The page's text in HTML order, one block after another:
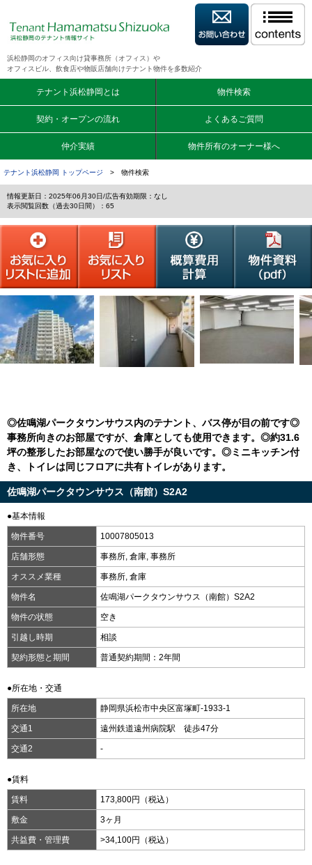
浜松静岡のオフィス向け貸事務所（オフィス）や
オフィスビル、飲食店や物販店舗向けテナント物件を多数紹介
テナント浜松静岡とは 物件検索
契約・オープンの流れ よくあるご質問
仲介実績 物件所有のオーナー様へ
テナント浜松静岡 トップページ > 物件検索
情報更新日：2025年06月30日/広告有効期限：なし
表示閲覧回数（過去30日間）：65
◎佐鳴湖パークタウンサウス内のテナント、バス停が目の前です◎
事務所向きのお部屋ですが、倉庫としても使用できます。◎約31.6
坪の整形したお部屋なので使い勝手が良いです。◎ミニキッチン付
き、トイレは同じフロアに共有トイレがあります。
佐鳴湖パークタウンサウス（南館）S2A2
●基本情報
物件番号 10007805013
店舗形態 事務所, 倉庫, 事務所
オススメ業種 事務所, 倉庫
物件名 佐鳴湖パークタウンサウス（南館）S2A2
物件の状態 空き
引越し時期 相談
契約形態と期間 普通契約期間：2年間
●所在地・交通
所在地 静岡県浜松市中央区富塚町-1933-1
交通1 遠州鉄道遠州病院駅 徒歩47分
交通2 -
●賃料
賃料 173,800円（税込）
敷金 3ヶ月
共益費・管理費 >34,100円（税込）